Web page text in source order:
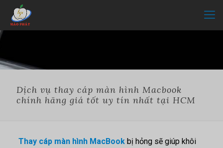
Dịch vụ thay cáp màn hình Macbook
chính hãng giá tốt uy tín nhất tại HCM
Thay cáp màn hình MacBookbị hỏng sẽ giúp khôi